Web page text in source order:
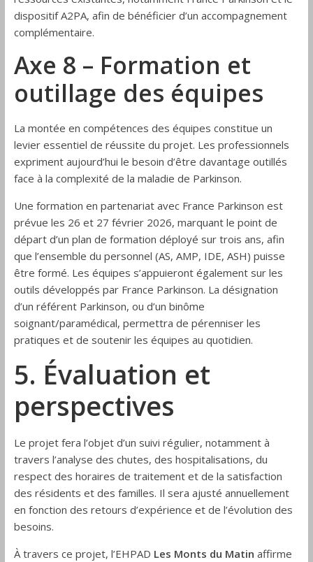
dispositif A2PA, afin de bénéficier d’un accompagnement
complémentaire.
Axe 8 – Formation et
outillage des équipes
La montée en compétences des équipes constitue un
levier essentiel de réussite du projet. Les professionnels
expriment aujourd’hui le besoin d’être davantage outillés
face à la complexité de la maladie de Parkinson.
Une formation en partenariat avec France Parkinson est
prévue les 26 et 27 février 2026, marquant le point de
départ d’un plan de formation déployé sur trois ans, afin
que l’ensemble du personnel (AS, AMP, IDE, ASH) puisse
être formé. Les équipes s’appuieront également sur les
outils développés par France Parkinson. La désignation
d’un référent Parkinson, ou d’un binôme
soignant/paramédical, permettra de pérenniser les
pratiques et de soutenir les équipes au quotidien.
5. Évaluation et
perspectives
Le projet fera l’objet d’un suivi régulier, notamment à
travers l’analyse des chutes, des hospitalisations, du
respect des horaires de traitement et de la satisfaction
des résidents et des familles. Il sera ajusté annuellement
en fonction des retours d’expérience et de l’évolution des
besoins.
À travers ce projet, l’EHPAD Les Monts du Matin affirme